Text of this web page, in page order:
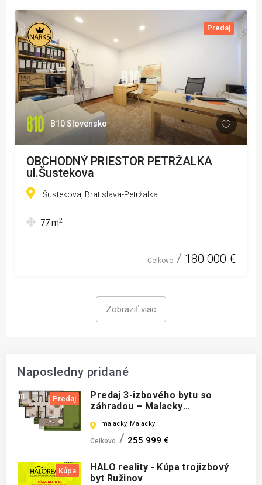
Predaj
B10 Slovensko
OBCHODNÝ PRIESTOR PETRŽALKA
ul.Šustekova
Šustekova, Bratislava-Petržalka
77m2
Celkovo 180 000 €
Zobraziť viac
Naposledny pridané
Predaj
Predaj 3-izbového bytu so
záhradou – Malacky
malacky, Malacky
Celkovo 255 999 €
Kúpa
HALO reality - Kúpa trojizbový
byt Ružinov